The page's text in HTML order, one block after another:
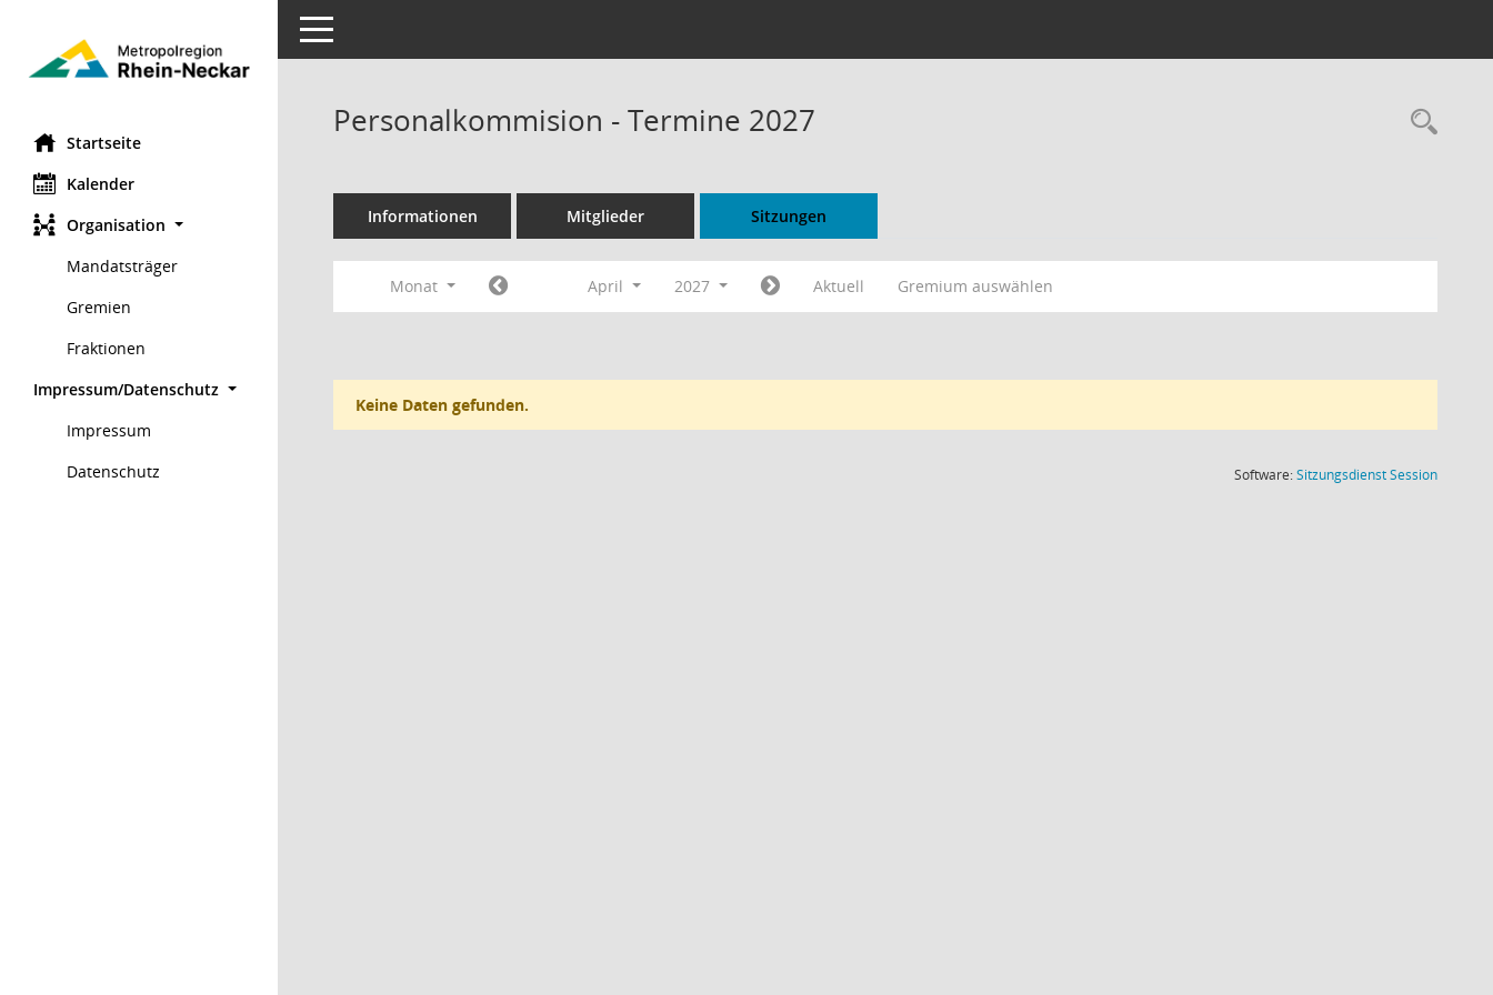
Startseite
Kalender
Organisation
Mandatsträger
Gremien
Fraktionen
Impressum/Datenschutz
Impressum
Datenschutz
Toggle navigation
Personalkommision - Termine 2027
Informationen Mitglieder Sitzungen
Monat April 2027 Aktuell Gremium auswählen
Keine Daten gefunden.
Software:SitzungsdienstSession(Wird in